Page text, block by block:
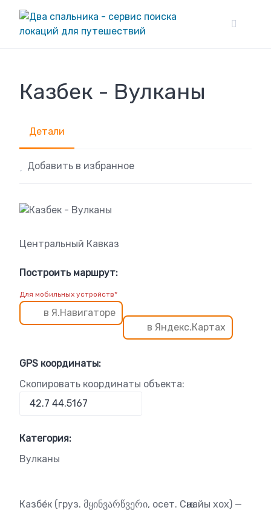
content
Казбек - Вулканы
Детали
Добавить в избранное
Центральный Кавказ
Построить маршрут:
Для мобильных устройств*
в Я.Навигаторе
в Яндекс.Картах
GPS координаты:
Скопировать координаты объекта:
Категория:
Вулканы
Казбе́к (груз. მყინვარწვერი, осет. Сӕнайы хох) —